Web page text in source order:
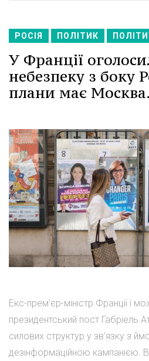
РОСІЯ ПОЛІТИК
У Франції
небезпеку з боку
плани має Москва.
Екс-прем'єр-міністр Франції і
президентський пост Габріель
силових структур у зв'язку з
дезінформаційною кампанією.